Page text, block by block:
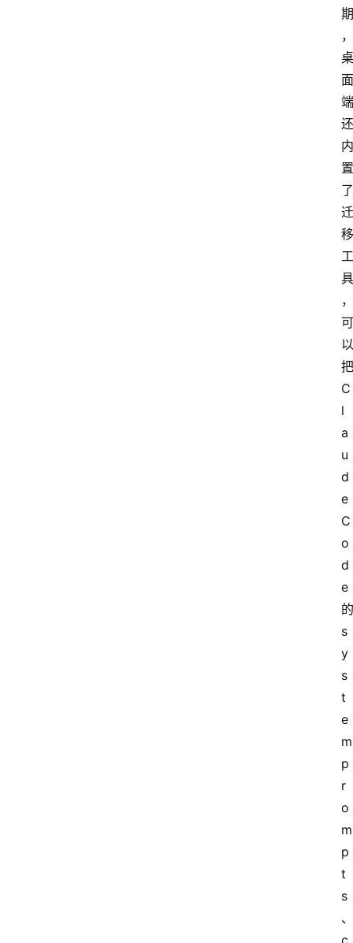
期
，
桌
面
端
还
内
置
了
迁
移
工
具
，
可
以
把
C
l
a
u
d
e
C
o
d
e
的
s
y
s
t
e
m
p
r
o
m
p
t
s
、
c